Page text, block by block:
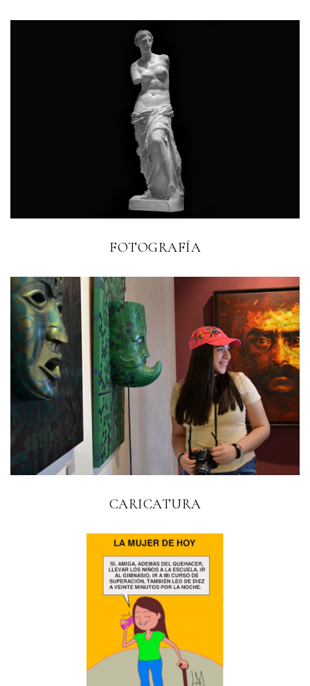
FOTOGRAFÍA
CARICATURA